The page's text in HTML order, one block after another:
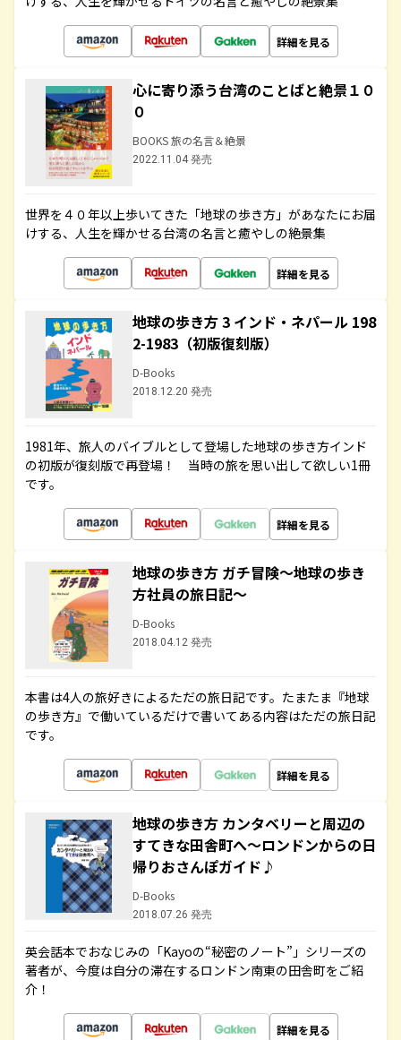
詳細を見る
心に寄り添う台湾のことばと絶景１０
０
BOOKS 旅の名言＆絶景
2022.11.04 発売
世界を４０年以上歩いてきた「地球の歩き方」があなたにお届
けする、人生を輝かせる台湾の名言と癒やしの絶景集
詳細を見る
地球の歩き方 3 インド・ネパール 198
2-1983（初版復刻版）
D-Books
2018.12.20 発売
1981年、旅人のバイブルとして登場した地球の歩き方インド
の初版が復刻版で再登場！ 当時の旅を思い出して欲しい1冊
です。
詳細を見る
地球の歩き方 ガチ冒険～地球の歩き
方社員の旅日記～
D-Books
2018.04.12 発売
本書は4人の旅好きによるただの旅日記です。たまたま『地球
の歩き方』で働いているだけで書いてある内容はただの旅日記
です。
詳細を見る
地球の歩き方 カンタベリーと周辺の
すてきな田舎町へ～ロンドンからの日
帰りおさんぽガイド♪
D-Books
2018.07.26 発売
英会話本でおなじみの「Kayoの“秘密のノート”」シリーズの
著者が、今度は自分の滞在するロンドン南東の田舎町をご紹
介！
詳細を見る